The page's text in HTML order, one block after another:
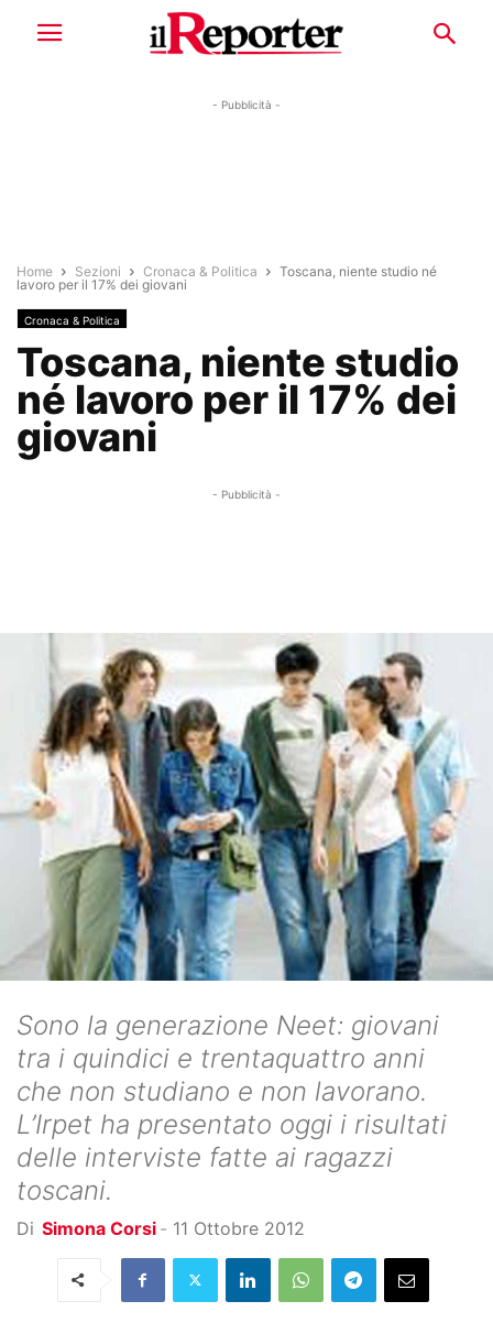
- Pubblicità -
Home Sezioni Cronaca & Politica
Toscana, niente studio né
lavoro per il 17% dei giovani
Cronaca & Politica
Toscana, niente studio
né lavoro per il 17% dei
giovani
- Pubblicità -
Sono la generazione Neet: giovani
tra i quindici e trentaquattro anni
che non studiano e non lavorano.
L’Irpet ha presentato oggi i risultati
delle interviste fatte ai ragazzi
toscani.
Di Simona Corsi - 11 Ottobre 2012